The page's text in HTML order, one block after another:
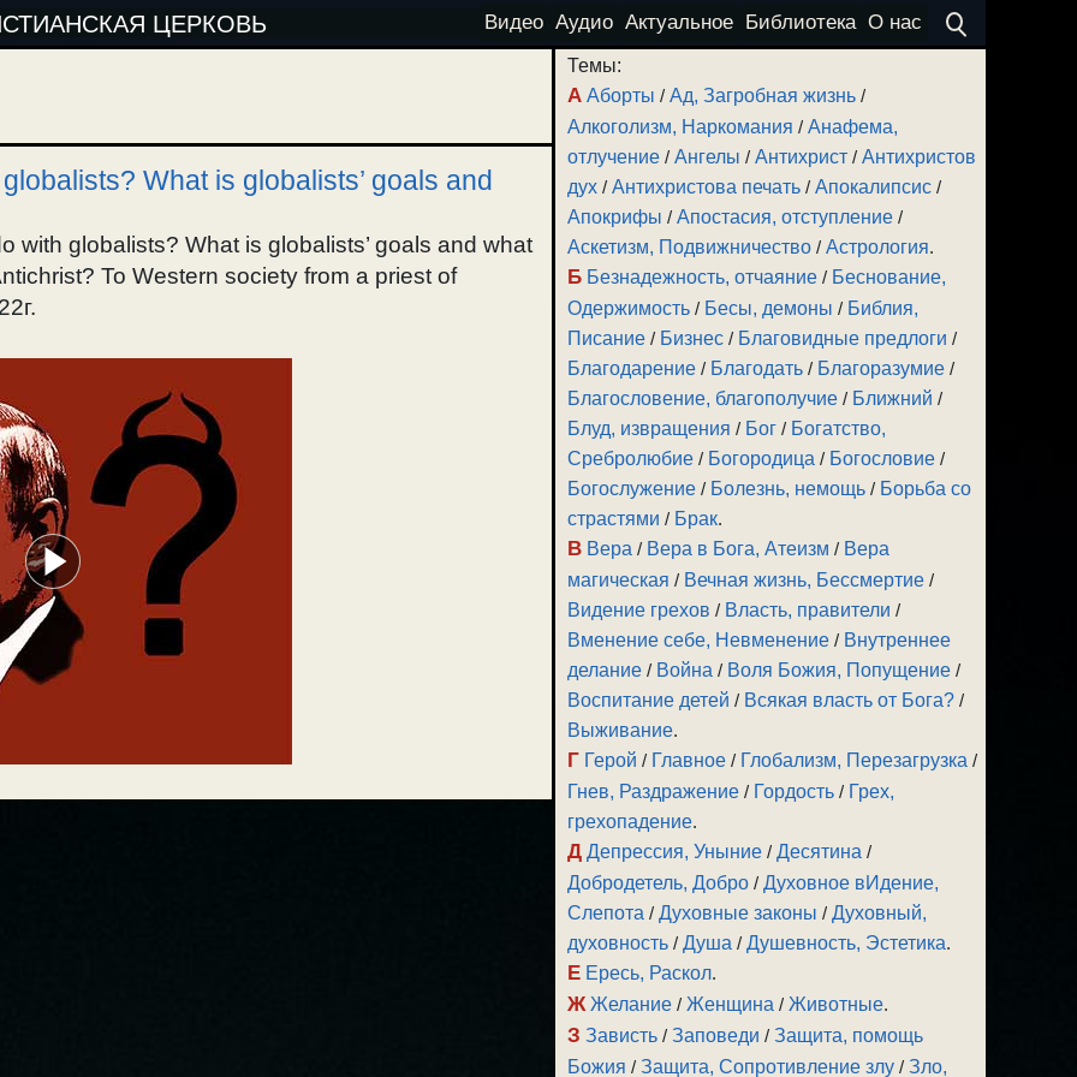
ЦЕРКОВЬ Видео Аудио Актуальное Библиотека О нас
What is globalists’ goals and
with globalists? What is globalists’ goals and what
To Western society from a priest of
Темы:
А Аборты /Ад, Загробная жизнь /
Алкоголизм, Наркомания /Анафема,
отлучение /Ангелы /Антихрист /Антихристов
дух /Антихристова печать /Апокалипсис /
Апокрифы /Апостасия, отступление /
Аскетизм, Подвижничество /Астрология.
Б Безнадежность, отчаяние / Беснование,
Одержимость / Бесы, демоны / Библия,
Писание / Бизнес / Благовидные предлоги /
Благодарение / Благодать / Благоразумие /
Благословение, благополучие / Ближний /
Блуд, извращения / Бог / Богатство,
Сребролюбие / Богородица / Богословие /
Богослужение / Болезнь, немощь / Борьба со
страстями / Брак.
В Вера / Вера в Бога, Атеизм / Вера
магическая / Вечная жизнь, Бессмертие /
Видение грехов / Власть, правители /
Вменение себе, Невменение / Внутреннее
делание / Война / Воля Божия, Попущение /
Воспитание детей / Всякая власть от Бога? /
Выживание.
Г Герой / Главное / Глобализм, Перезагрузка /
Гнев, Раздражение / Гордость / Грех,
грехопадение.
Д Депрессия, Уныние /Десятина /
Добродетель, Добро /Духовное вИдение,
Слепота /Духовные законы /Духовный,
духовность /Душа /Душевность, Эстетика.
Е Ересь, Раскол.
Ж Желание /Женщина /Животные.
З Зависть /Заповеди /Защита, помощь
Божия /Защита, Сопротивление злу /Зло,